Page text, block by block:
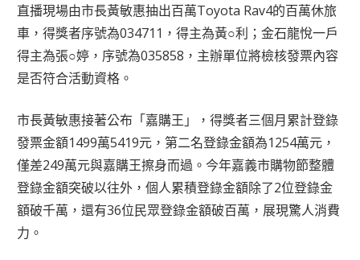
直播現場由市長黃敏惠抽出百萬Toyota Rav4的百萬休旅
車，得獎者序號為034711，得主為黃○利；金石龍悅一戶
得主為張○婷，序號為035858，主辦單位將檢核發票內容
是否符合活動資格。
市長黃敏惠接著公布「嘉購王」，得獎者三個月累計登錄
發票金額1499萬5419元，第二名登錄金額為1254萬元，
僅差249萬元與嘉購王擦身而過。今年嘉義市購物節整體
登錄金額突破以往外，個人累積登錄金額除了2位登錄金
額破千萬，還有36位民眾登錄金額破百萬，展現驚人消費
力。